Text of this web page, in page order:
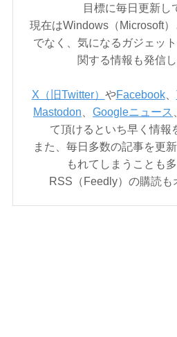
目標に毎日更新し
現在はWindows（Microsoft
でなく、気になるガジェッ
関する情報も発信し
X（旧Twitter） やFacebook、
Mastodon
Googleニュース
て頂けるといち早く情報
また、毎日多数の記事を更
もれてしまうことも
RSS（Feedly）の購読も